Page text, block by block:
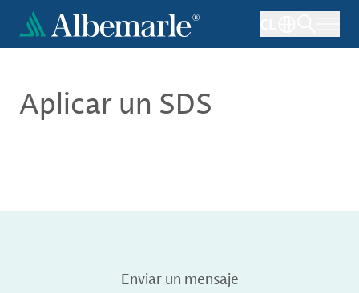
Pasar
contenido
Aplicar un SDS
Enviar un mensaje